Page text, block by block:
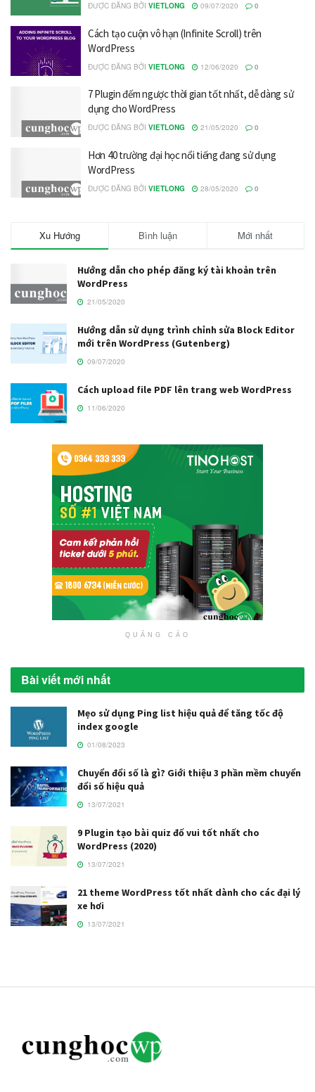
ĐƯỢC ĐĂNG BỞI VIETLONG 09/07/2020 0
Cách tạo cuộn vô hạn (Infinite Scroll) trên
WordPress
ĐƯỢC ĐĂNG BỞI VIETLONG 12/06/2020 0
7 Plugin đếm ngược thời gian tốt nhất, dễ dàng sử
dụng cho WordPress
ĐƯỢC ĐĂNG BỞI VIETLONG 21/05/2020 0
Hơn 40 trường đại học nổi tiếng đang sử dụng
WordPress
ĐƯỢC ĐĂNG BỞI VIETLONG 28/05/2020 0
Xu Hướng Bình luận Mới nhất
Hướng dẫn cho phép đăng ký tài khoản trên
WordPress
21/05/2020
Hướng dẫn sử dụng trình chỉnh sửa Block Editor
mới trên WordPress (Gutenberg)
09/07/2020
Cách upload file PDF lên trang web WordPress
11/06/2020
QUẢNG CÁO
Bài viết mới nhất
Mẹo sử dụng Ping list hiệu quả để tăng tốc độ
index google
01/08/2023
Chuyển đổi số là gì? Giới thiệu 3 phần mềm chuyển
đổi số hiệu quả
13/07/2021
9 Plugin tạo bài quiz đố vui tốt nhất cho
WordPress (2020)
13/07/2021
21 theme WordPress tốt nhất dành cho các đại lý
xe hơi
13/07/2021